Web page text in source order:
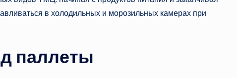
в холодильных и морозильных камерах при
паллеты